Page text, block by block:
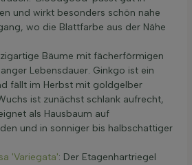
und wirkt besonders schön nahe
wo die Blattfarbe aus der Nähe
Bäume mit fächerförmigen
Lebensdauer. Ginkgo ist ein
fällt im Herbst mit goldgelber
ist zunächst schlank aufrecht,
als Hausbaum auf
und in sonniger bis halbschattiger
'Variegata': Der Etagenhartriegel